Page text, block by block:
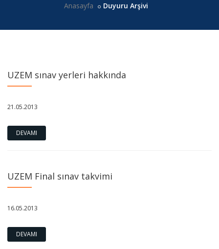
Anasayfa Duyuru Arşivi
UZEM sınav yerleri hakkında
21.05.2013
DEVAMI
UZEM Final sınav takvimi
16.05.2013
DEVAMI